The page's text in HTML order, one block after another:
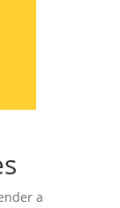
a